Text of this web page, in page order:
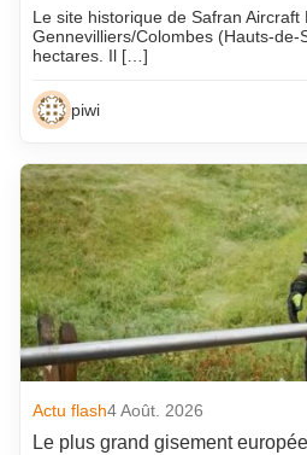
Le site historique de Safran Aircraft
Gennevilliers/Colombes (Hauts-de-
hectares. Il […]
piwi
Actu flash4 Août. 2026
Le plus grand gisement